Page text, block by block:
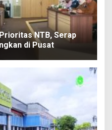
NTB, Serap
di Pusat